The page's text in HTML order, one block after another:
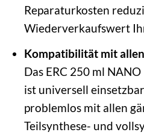
Reparaturkosten
Wiederverkaufswert
Kompatibilität mit
Das ERC 250 ml
ist universell
problemlos mit allen
Teilsynthese- und